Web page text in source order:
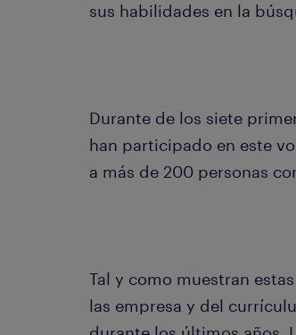
sus habilidades en la
Durante de los siete
han participado en este
a más de 200 personas
Tal y como muestran
las empresa y del